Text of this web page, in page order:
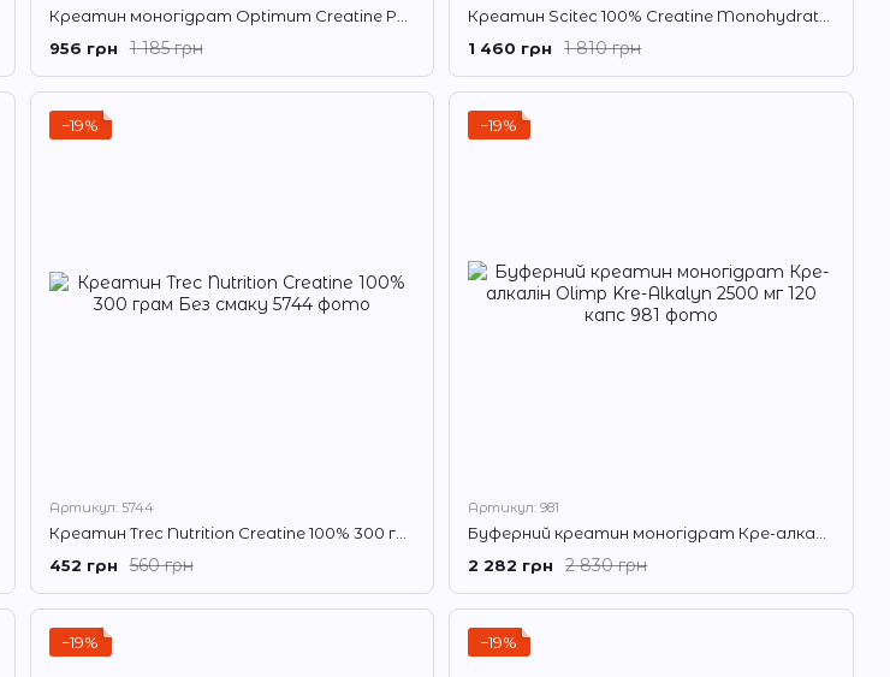
1 185 грн
956 грн 1 810 грн
1 460 грн
−19%
Артикул: 5744
Креатин Trec Nutrition Creatine 100% 300 грам Без смаку
560 грн
452 грн
−19%
Артикул: 981
2 830 грн
2 282 грн
−19% −19%